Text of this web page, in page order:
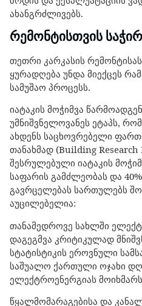
ახანგრძლივებს.
რემონტისთვის
თეთრი კარკასის
ყურადღება უნდა მიექცეს
სამუშაო პროცესს.
იატაკის მოჭიმვა
უმნიშვნელოვანეს ეტაპს,
ახდენს საცხოვრებელი
თანახმად (Building
შესრულებული იატაკის
საფარის გამძლეობას და
გავრცელებას სართულებს
აუცილებელია:
თანამედროვე სახლში
დაგეგმვა კრიტიკულად
სტატისტიკის ეროვნული
საშუალო ქართული ოჯახი
ელექტროენერგიას
წყალმომარაგებისა და